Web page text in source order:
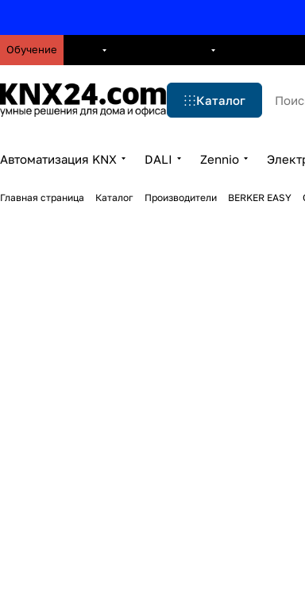
Обучение
Каталог
Автоматизация KNX DALI Zennio
Главная страница Каталог Производители BERKER EASY